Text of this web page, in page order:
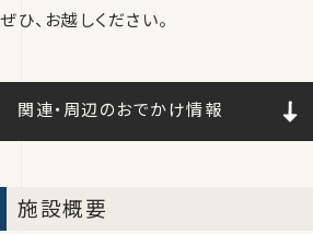
ぜひ、お越しください。
関連・周辺のおでかけ情報
施設概要